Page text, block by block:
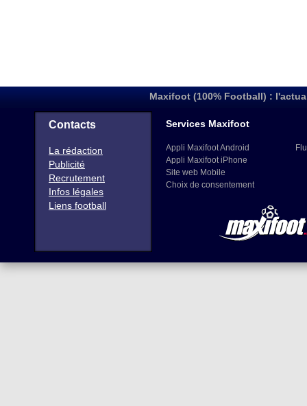
Maxifoot (100% Football) :
Contacts
La rédaction
Publicité
Recrutement
Infos légales
Liens football
Services Maxifoot
Appli Maxifoot Android
Appli Maxifoot iPhone
Site web Mobile
Choix de consentement